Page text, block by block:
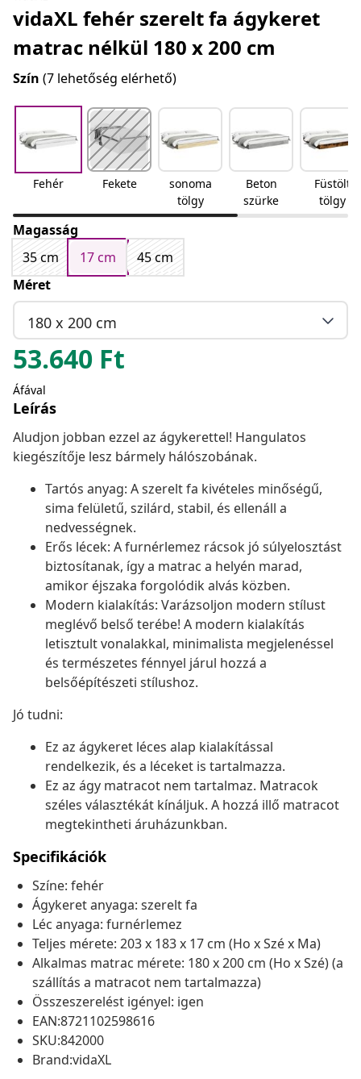
vidaXL fehér szerelt fa ágykeret
matrac nélkül 180 x 200 cm
Szín (7 lehetőség elérhető)
Fehér Fekete
sonoma
tölgy
Beton
szürke
Füstölt
tölgy
Magasság
35 cm
17 cm
45 cm
Méret
180 x 200 cm
53.640 Ft
Áfával
Leírás
Aludjon jobban ezzel az ágykerettel! Hangulatos
kiegészítője lesz bármely hálószobának.
Tartós anyag: A szerelt fa kivételes minőségű,
sima felületű, szilárd, stabil, és ellenáll a
nedvességnek.
Erős lécek: A furnérlemez rácsok jó súlyelosztást
biztosítanak, így a matrac a helyén marad,
amikor éjszaka forgolódik alvás közben.
Modern kialakítás: Varázsoljon modern stílust
meglévő belső terébe! A modern kialakítás
letisztult vonalakkal, minimalista megjelenéssel
és természetes fénnyel járul hozzá a
belsőépítészeti stílushoz.
Jó tudni:
Ez az ágykeret léces alap kialakítással
rendelkezik, és a léceket is tartalmazza.
Ez az ágy matracot nem tartalmaz. Matracok
széles választékát kínáljuk. A hozzá illő matracot
megtekintheti áruházunkban.
Specifikációk
Színe: fehér
Ágykeret anyaga: szerelt fa
Léc anyaga: furnérlemez
Teljes mérete: 203 x 183 x 17 cm (Ho x Szé x Ma)
Alkalmas matrac mérete: 180 x 200 cm (Ho x Szé) (a
szállítás a matracot nem tartalmazza)
Összeszerelést igényel: igen
EAN:8721102598616
SKU:842000
Brand:vidaXL